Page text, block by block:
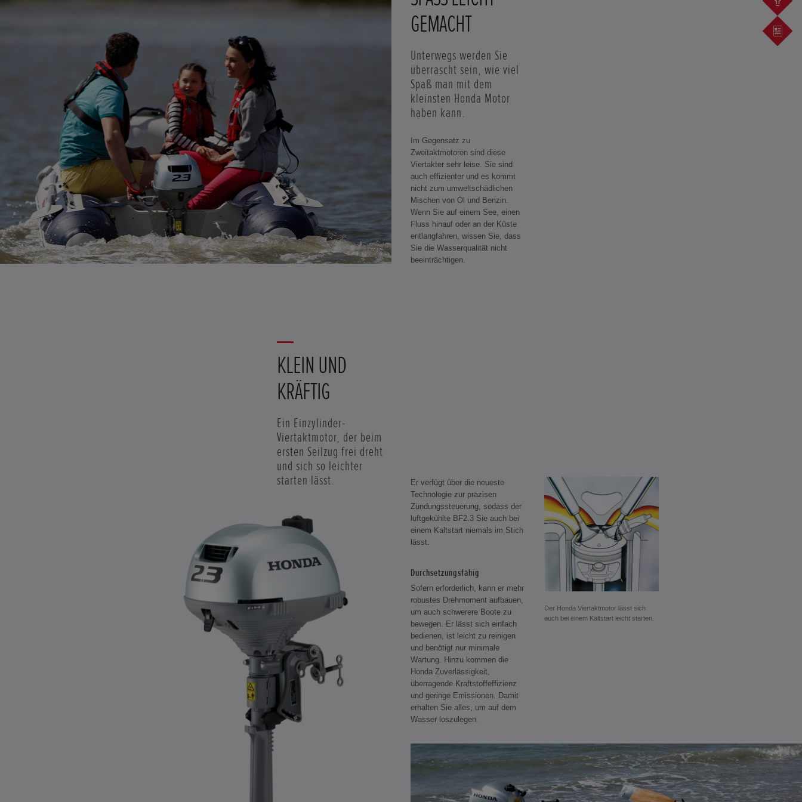
EMACHT
Unterwegs werden Sie
überrascht sein, wie viel
Spaß man mit dem
kleinsten Honda Motor
haben kann.
Im Gegensatz zu
Zweitaktmotoren sind diese
Viertakter sehr leise. Sie sind
auch effizienter und es kommt
nicht zum umweltschädlichen
Mischen von Öl und Benzin.
Wenn Sie auf einem See, einen
Fluss hinauf oder an der Küste
entlangfahren, wissen Sie, dass
Sie die Wasserqualität nicht
beeinträchtigen.
KLEIN UND
KRÄFTIG
Ein Einzylinder-
Viertaktmotor, der beim
ersten Seilzug frei dreht
und sich so leichter
starten lässt.
Er verfügt über die neueste
Technologie zur präzisen
Zündungssteuerung, sodass der
luftgekühlte BF2.3 Sie auch bei
einem Kaltstart niemals im Stich
lässt.
Durchsetzungsfähig
Sofern erforderlich, kann er mehr
robustes Drehmoment aufbauen,
um auch schwerere Boote zu
bewegen. Er lässt sich einfach
bedienen, ist leicht zu reinigen
und benötigt nur minimale
Wartung. Hinzu kommen die
Honda Zuverlässigkeit,
überragende Kraftstoffeffizienz
und geringe Emissionen. Damit
erhalten Sie alles, um auf dem
Wasser loszulegen.
Der Honda Viertaktmotor lässt sich
auch bei einem Kaltstart leicht starten.